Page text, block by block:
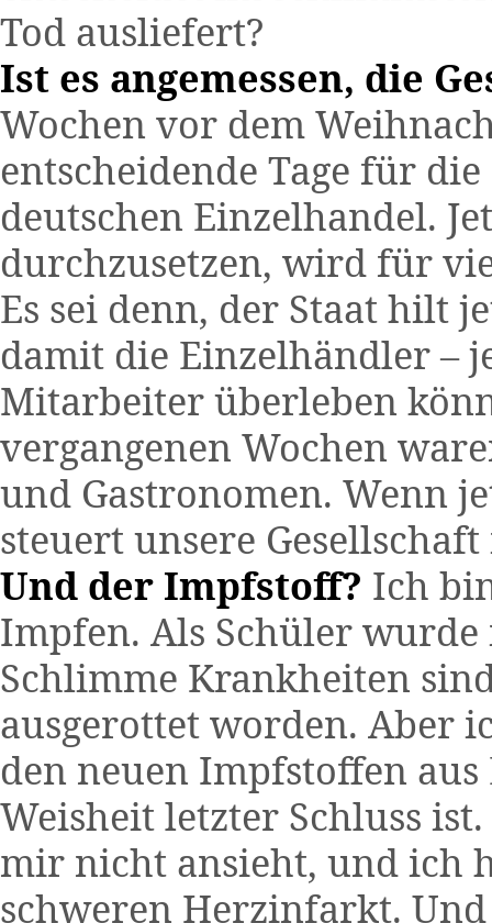
Tod ausliefert?
Ist es angemessen, die
Wochen vor dem
entscheidende Tage für
deutschen Einzelhandel.
durchzusetzen, wird für
Es sei denn, der Staat hilt
damit die Einzelhändler –
Mitarbeiter überleben
vergangenen Wochen
und Gastronomen. Wenn
steuert unsere
Und der Impfstoff? Ich
Impfen. Als Schüler wurde
Schlimme Krankheiten
ausgerottet worden. Aber
den neuen Impfstoffen
Weisheit letzter Schluss
mir nicht ansieht, und ich
schweren Herzinfarkt.